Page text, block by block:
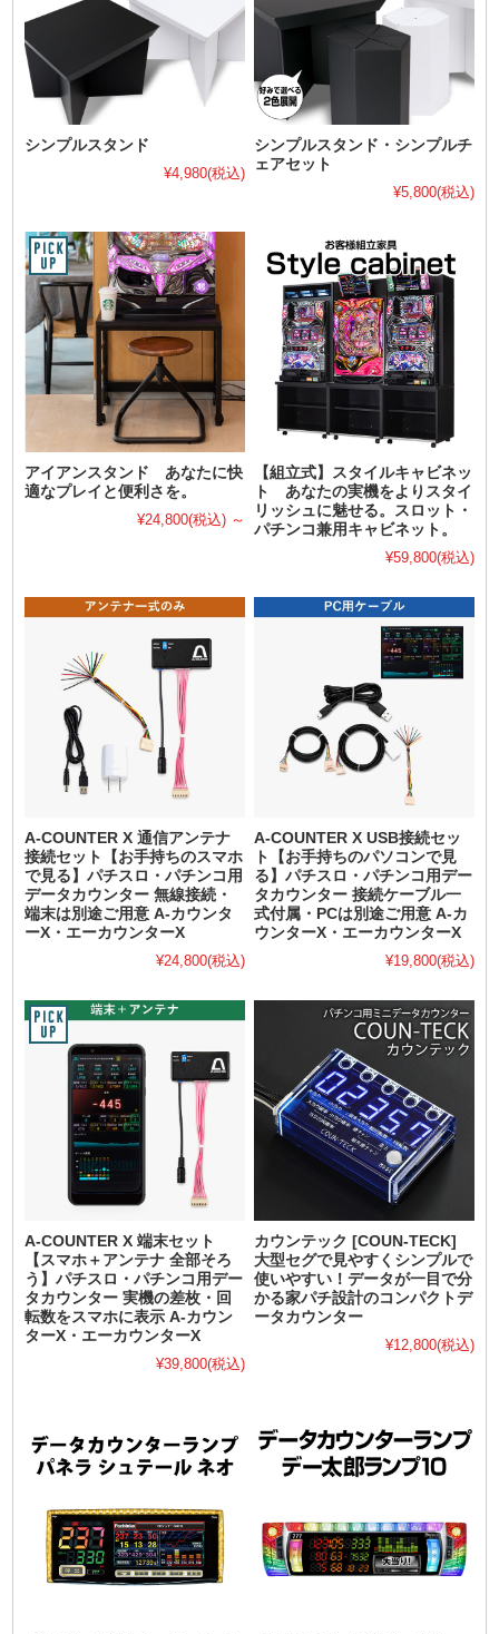
シンプルスタンド
¥4,980(税込)
シンプルスタンド・シンプルチ
ェアセット
¥5,800(税込)
アイアンスタンド あなたに快
適なプレイと便利さを。
¥24,800(税込) ～
【組立式】スタイルキャビネッ
ト あなたの実機をよりスタイ
リッシュに魅せる。スロット・
パチンコ兼用キャビネット。
¥59,800(税込)
A-COUNTER X 通信アンテナ
接続セット【お手持ちのスマホ
で見る】パチスロ・パチンコ用
データカウンター 無線接続・
端末は別途ご用意 A-カウンタ
ーX・エーカウンターX
¥24,800(税込)
A-COUNTER X USB接続セッ
ト【お手持ちのパソコンで見
る】パチスロ・パチンコ用デー
タカウンター 接続ケーブル一
式付属・PCは別途ご用意 A-カ
ウンターX・エーカウンターX
¥19,800(税込)
A-COUNTER X 端末セット
【スマホ＋アンテナ 全部そろ
う】パチスロ・パチンコ用デー
タカウンター 実機の差枚・回
転数をスマホに表示 A-カウン
ターX・エーカウンターX
¥39,800(税込)
カウンテック [COUN-TECK]
大型セグで見やすくシンプルで
使いやすい！データが一目で分
かる家パチ設計のコンパクトデ
ータカウンター
¥12,800(税込)